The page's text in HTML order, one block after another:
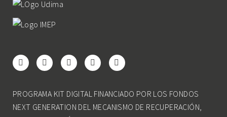
PROGRAMA KIT DIGITAL FINANCIADO POR LOS FONDOS
NEXT GENERATION DEL MECANISMO DE RECUPERACIÓN,